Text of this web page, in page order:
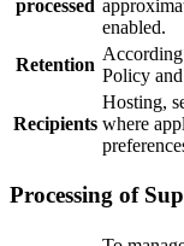
processed
enabled.
Retention
Policy
Recipients
Hosting,
where
Processing of